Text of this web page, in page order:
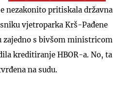
nezakonito pritiskala državna
vjetroparka Krš-Pađene
zajedno s bivšom ministricom
kreditiranje HBOR-a. No, ta
na sudu.